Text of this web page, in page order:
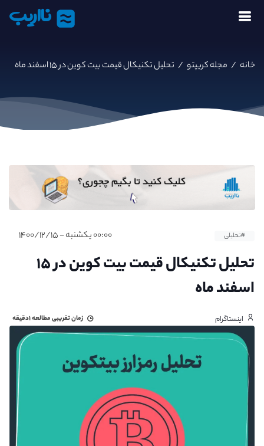
نااریب
خانه / مجله کریپتو / تحلیل تکنیکال قیمت بیت کوین در ۱۵ اسفند ماه
#تحلیلی ۰۰:۰۰ یکشنبه - ۱۴۰۰/۱۲/۱۵
تحلیل تکنیکال قیمت بیت کوین در ۱۵
اسفند ماه
اینستاگرام زمان تقریبی مطالعه۱دقیقه